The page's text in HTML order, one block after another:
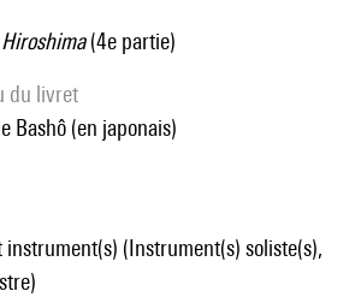
Hiroshima(4e partie)
du livret
Bashô (en japonais)
(Instrument(s) soliste(s),